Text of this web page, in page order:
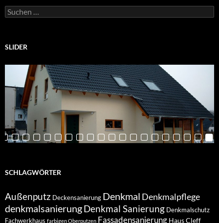
Suchen
nach:
SLIDER
SCHLAGWÖRTER
Außenputz Deckensanierung Denkmal Denkmalpflege
denkmalsanierungDenkmal Sanierung Denkmalschutz
Fachwerkhaus farbigen Oberputzen Fassadensanierung Haus Cleff